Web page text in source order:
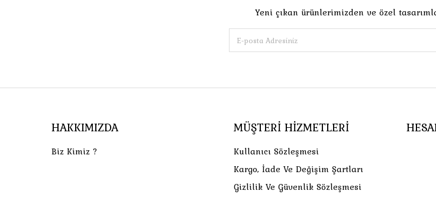
Yeni çıkan ürünlerimizden ve özel
HAKKIMIZDA
Biz Kimiz ?
MÜŞTERI HIZMETLERI
Kullanıcı Sözleşmesi
Kargo, İade Ve Değişim Şartları
Gizlilik Ve Güvenlik Sözleşmesi